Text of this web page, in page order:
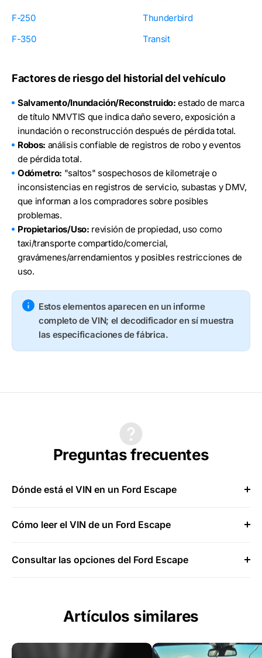
F-250
F-350
Thunderbird
Transit
Factores de riesgo del historial del vehículo
Salvamento/Inundación/Reconstruido: estado de marca
de título NMVTIS que indica daño severo, exposición a
inundación o reconstrucción después de pérdida total.
Robos: análisis confiable de registros de robo y eventos
de pérdida total.
Odómetro: "saltos" sospechosos de kilometraje o
inconsistencias en registros de servicio, subastas y DMV,
que informan a los compradores sobre posibles
problemas.
Propietarios/Uso: revisión de propiedad, uso como
taxi/transporte compartido/comercial,
gravámenes/arrendamientos y posibles restricciones de
uso.
Estos elementos aparecen en un informe
completo de VIN; el decodificador en sí muestra
las especificaciones de fábrica.
Preguntas frecuentes
Dónde está el VIN en un Ford Escape
Cómo leer el VIN de un Ford Escape
Consultar las opciones del Ford Escape
Artículos similares